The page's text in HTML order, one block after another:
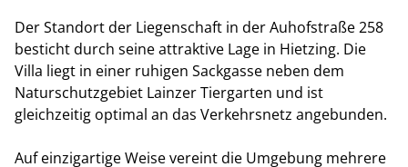
Der Standort der Liegenschaft in der Auhofstraße 258
besticht durch seine attraktive Lage in Hietzing. Die
Villa liegt in einer ruhigen Sackgasse neben dem
Naturschutzgebiet Lainzer Tiergarten und ist
gleichzeitig optimal an das Verkehrsnetz angebunden.
Auf einzigartige Weise vereint die Umgebung mehrere